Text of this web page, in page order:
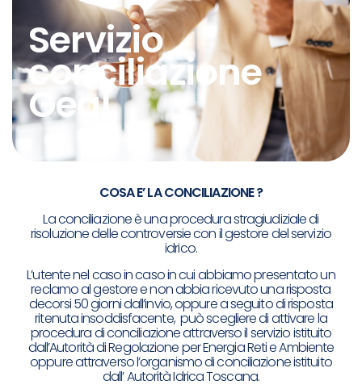
Servizio
conciliazione
Geal
COSA E’ LA CONCILIAZIONE ?
La conciliazione è una procedura stragiudiziale di
risoluzione delle controversie con il gestore del servizio
idrico.
L’utente nel caso in caso in cui abbiamo presentato un
reclamo al gestore e non abbia ricevuto una risposta
decorsi 50 giorni dall’invio, oppure a seguito di risposta
ritenuta insoddisfacente, può scegliere di attivare la
procedura di conciliazione attraverso il servizio istituito
dall’Autorità di Regolazione per Energia Reti e Ambiente
oppure attraverso l’organismo di conciliazione istituito
dall’ Autorità Idrica Toscana.